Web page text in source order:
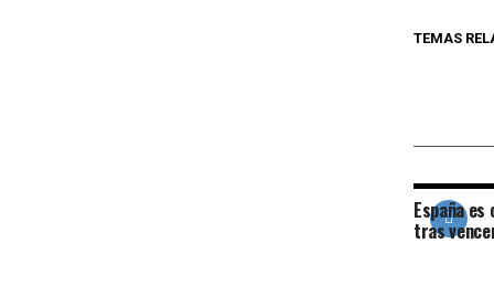
TEMAS
España
tras